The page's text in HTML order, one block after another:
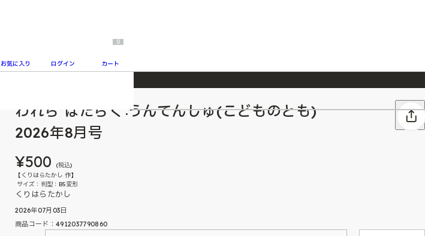
2026/7/23 『ONE PIECE magazine 021 ONE PIECEカード付き同梱版』発売延期のご案内
お気に入り ログイン
0
カート
われら はたらく うんてんしゅ(こどものとも)
2026年8月号
¥500
(税込)
【くりはらたかし 作】
サイズ：判型：B5変形
くりはらたかし
2026年07月03日
商品コード：4912037790860